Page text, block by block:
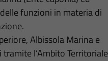
funzioni in materia di
Albissola Marina e
l’Ambito Territoriale